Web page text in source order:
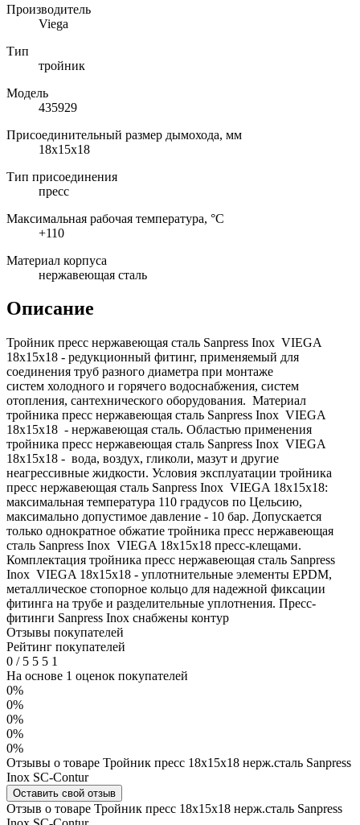
Производитель
Viega
Тип
тройник
Модель
435929
Присоединительный размер дымохода, мм
18x15x18
Тип присоединения
пресс
Максимальная рабочая температура, °C
+110
Материал корпуса
нержавеющая сталь
Описание
Тройник пресс нержавеющая сталь Sanpress Inox VIEGA
18х15х18 - редукционный фитинг, применяемый для
соединения труб разного диаметра при монтаже
систем холодного и горячего водоснабжения, систем
отопления, сантехнического оборудования. Материал
тройника пресс нержавеющая сталь Sanpress Inox VIEGA
18х15х18 - нержавеющая сталь. Областью применения
тройника пресс нержавеющая сталь Sanpress Inox VIEGA
18х15х18 - вода, воздух, гликоли, мазут и другие
неагрессивные жидкости. Условия эксплуатации тройника
пресс нержавеющая сталь Sanpress Inox VIEGA 18х15х18:
максимальная температура 110 градусов по Цельсию,
максимально допустимое давление - 10 бар. Допускается
только однократное обжатие тройника пресс нержавеющая
сталь Sanpress Inox VIEGA 18х15х18 пресс-клещами.
Комплектация тройника пресс нержавеющая сталь Sanpress
Inox VIEGA 18х15х18 - уплотнительные элементы EPDM,
металлическое стопорное кольцо для надежной фиксации
фитинга на трубе и разделительные уплотнения. Пресс-
фитинги Sanpress Inox снабжены контур
Отзывы покупателей
Рейтинг покупателей
0 /5 5 5 1
На основе 1 оценок покупателей
0%
0%
0%
0%
0%
Отзывы о товаре Тройник пресс 18х15х18 нерж.сталь Sanpress
Inox SC-Contur
Оставить свой отзыв
Отзыв о товаре Тройник пресс 18х15х18 нерж.сталь Sanpress